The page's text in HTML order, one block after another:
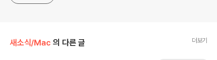
새소식/Mac 의 다른 글 더보기